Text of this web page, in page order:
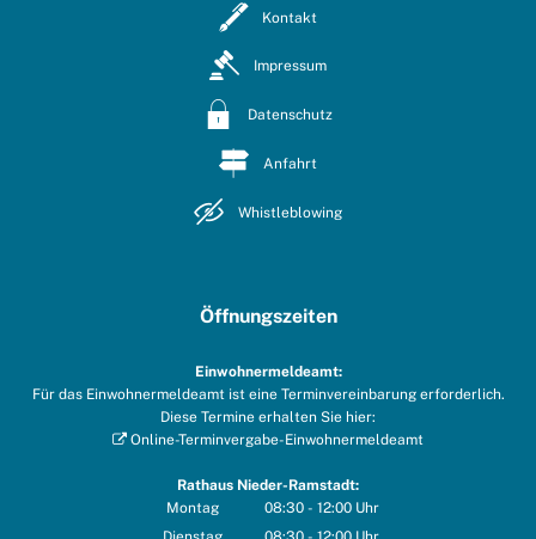
Kontakt
Impressum
Datenschutz
Anfahrt
Whistleblowing
Öffnungszeiten
Einwohnermeldeamt:
Für das Einwohnermeldeamt ist eine Terminvereinbarung erforderlich.
Diese Termine erhalten Sie hier:
Online-Terminvergabe-Einwohnermeldeamt
Rathaus Nieder-Ramstadt:
Montag
08:30 - 12:00 Uhr
Von 08:30 bis 12:00 Uhr